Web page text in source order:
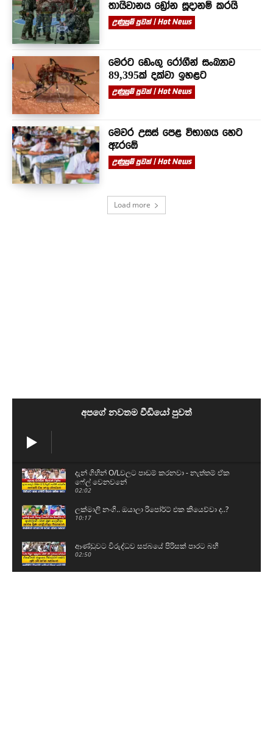
තායිවානය ඩ්‍රෝන සූදානම් කරයි
උණුසුම් පුවත් | Hot News
මෙරට ඩෙංගු රෝගීන් සංඛ්‍යාව
89,395ක් දක්වා ඉහළට
උණුසුම් පුවත් | Hot News
මෙවර උසස් පෙළ විභාගය හෙට
ඇරඹේ
උණුසුම් පුවත් | Hot News
Load more
අපගේ නවතම වීඩියෝ පුවත්
දැන් ගිහින් O/Lවලට පාඩම් කරනවා - නැත්තම් ඒක
ෆේල් වෙනවනේ
02:02
ලක්මාලි නංගි.. ඔයාලා රිපෝර්ට් එක කියෙව්වා ද..?
10:17
ආණ්ඩුවට විරුද්ධව සජබයේ පිරිසක් පාරට බහී
02:50